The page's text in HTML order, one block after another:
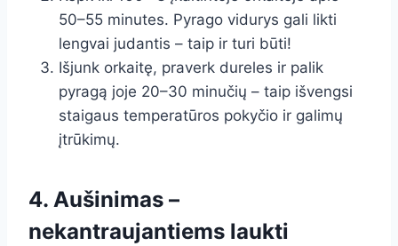
50–55 minutes. Pyrago vidurys gali likti
lengvai judantis – taip ir turi būti!
Išjunk orkaitę, praverk dureles ir palik
pyragą joje 20–30 minučių – taip išvengsi
staigaus temperatūros pokyčio ir galimų
įtrūkimų.
4. Aušinimas –
nekantraujantiems laukti